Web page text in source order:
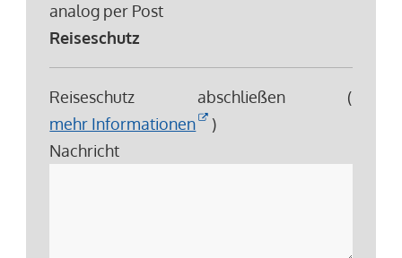
analog per Post
Reiseschutz
Reiseschutz abschließen (
mehr Informationen
)
Nachricht